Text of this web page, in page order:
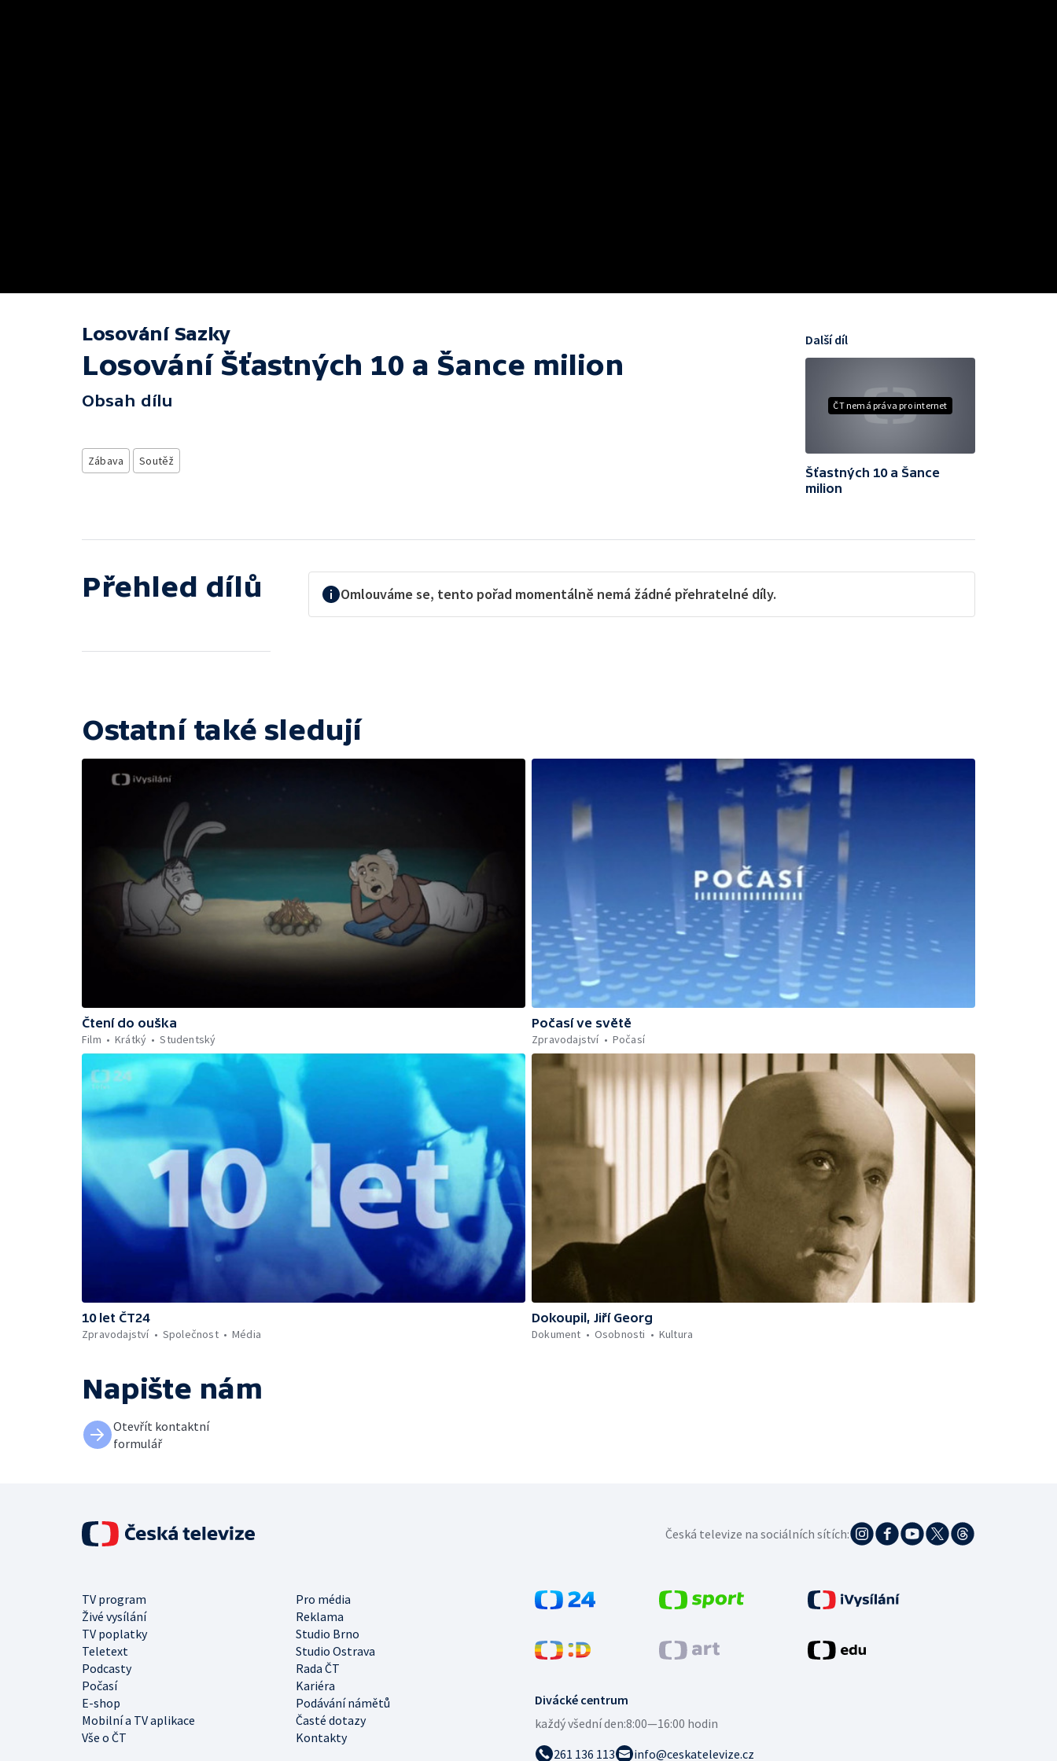
Losování Sazky
Losování Šťastných 10 a Šance milion
Obsah dílu
Zábava Soutěž
ČT nemá práva pro internet
Další díl
Šťastných 10 a Šance
milion
Přehled dílů Omlouváme se, tento pořad momentálně nemá žádné přehratelné díly.
Ostatní také sledují
Čtení do ouška
Film
Krátký Studentský
Počasí ve světě
Zpravodajství
Počasí
10 let ČT24
Zpravodajství
Společnost Média
Dokoupil, Jiří Georg
Dokument
Osobnosti Kultura
Napište nám
Otevřít kontaktní
formulář
Divácké centrum
každý všední den:8:00—16:00 hodin
261 136 113
info@ceskatelevize.cz
TV program
Pro média
Živé vysílání
Reklama
TV poplatky
Studio Brno
Teletext
Studio Ostrava
Podcasty
Rada ČT
Počasí
Kariéra
E-shop
Podávání námětů
Mobilní a TV aplikace
Časté dotazy
Vše o ČT
Kontakty
Česká televize na sociálních sítích: